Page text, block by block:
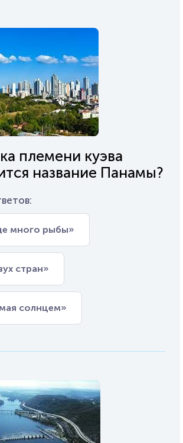
племени куэва
название Панамы?
много рыбы»
стран»
солнцем»